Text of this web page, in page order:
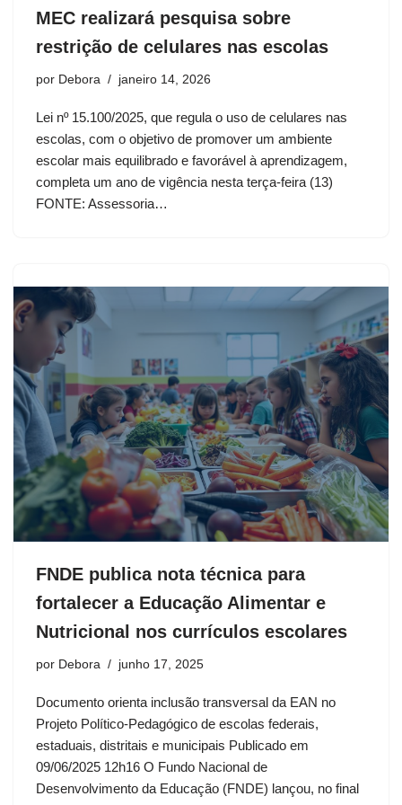
MEC realizará pesquisa sobre
restrição de celulares nas escolas
por Debora janeiro 14, 2026
Lei nº 15.100/2025, que regula o uso de celulares nas
escolas, com o objetivo de promover um ambiente
escolar mais equilibrado e favorável à aprendizagem,
completa um ano de vigência nesta terça-feira (13)
FONTE: Assessoria…
FNDE publica nota técnica para
fortalecer a Educação Alimentar e
Nutricional nos currículos escolares
por Debora junho 17, 2025
Documento orienta inclusão transversal da EAN no
Projeto Político-Pedagógico de escolas federais,
estaduais, distritais e municipais Publicado em
09/06/2025 12h16 O Fundo Nacional de
Desenvolvimento da Educação (FNDE) lançou, no final